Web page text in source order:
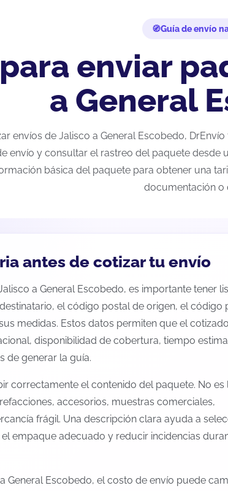
Guía de envío
enviar
a General
envíos de Jalisco a General Escobedo,
envío y consultar el rastreo del paquete desde
básica del paquete para obtener una
documentación o
antes de cotizar tu envío
a General Escobedo, es importante tener
el código postal de origen, el código
medidas. Estos datos permiten que el
disponibilidad de cobertura, tiempo
de generar la guía.
correctamente el contenido del paquete. No es
accesorios, muestras comerciales,
frágil. Una descripción clara ayuda a
empaque adecuado y reducir incidencias
General Escobedo, el costo de envío puede